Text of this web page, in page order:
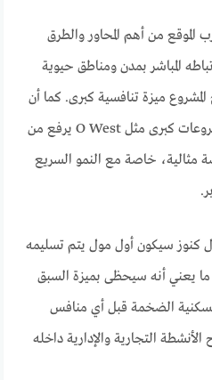
الموقع من أهم المحاور والطرق
المباشر بمدن ومناطق حيوية
يمنح المشروع ميزة تنافسية كبرى. كما أن
وجوده على بُعد خطوات من مشروعات كبرى مثل O West يرفع من
مثالية، خاصة مع النمو السريع
كنوز سيكون أول مول يتم تسليمه
بحلول ديسمبر 2026، ما يعني أنه سيحظى بميزة السبق
الضخمة قبل أي منافس
التجارية والإدارية داخله